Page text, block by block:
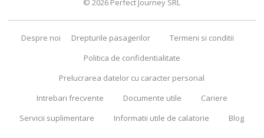
© 2026 Perfect Journey SRL
Despre noi Drepturile pasagerilor
Termeni si conditii
Politica de confidentialitate
Prelucrarea datelor cu caracter personal
Intrebari frecvente
Documente utile
Cariere
Servicii suplimentare
Informatii utile de calatorie Blog